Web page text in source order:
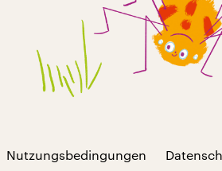
Nutzungsbedingungen